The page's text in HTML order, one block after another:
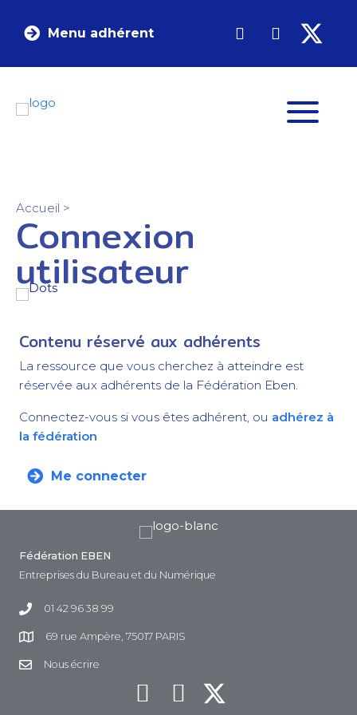
Menu adhérent
Accueil >
Connexion
utilisateur
Contenu réservé aux adhérents
La ressource que vous cherchez à atteindre est
réservée aux adhérents de la Fédération Eben.
Connectez-vous si vous êtes adhérent, ou adhérez à
la fédération
Me connecter
Fédération EBEN
Entreprises du Bureau et du Numérique
01 42 96 38 99
69 rue Ampère, 75017 PARIS
Nous écrire